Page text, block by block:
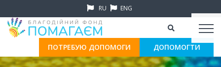
RU ENG
ПОТРЕБУЮ ДОПОМОГИ ДОПОМОГТИ